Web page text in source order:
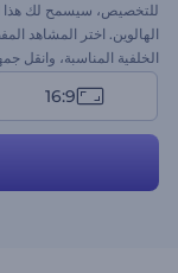
للتخصيص، سيسمح لك هذا
الهالوين. اختر المشاهد
الخلفية المناسبة، وانقل
ومقاطع فيديوهات
المشروعات. قم بإنشائها
16:9